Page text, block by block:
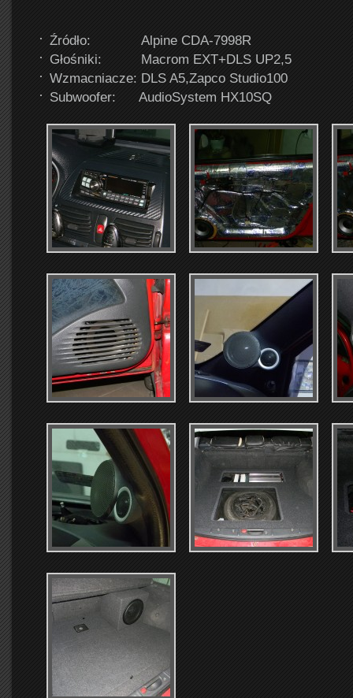
Źródło: Alpine CDA-7998R
Głośniki: Macrom EXT+DLS UP2,5
Wzmacniacze: DLS A5,Zapco Studio100
Subwoofer: AudioSystem HX10SQ